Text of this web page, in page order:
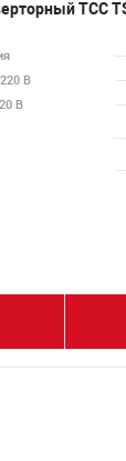
ТСС
В
В